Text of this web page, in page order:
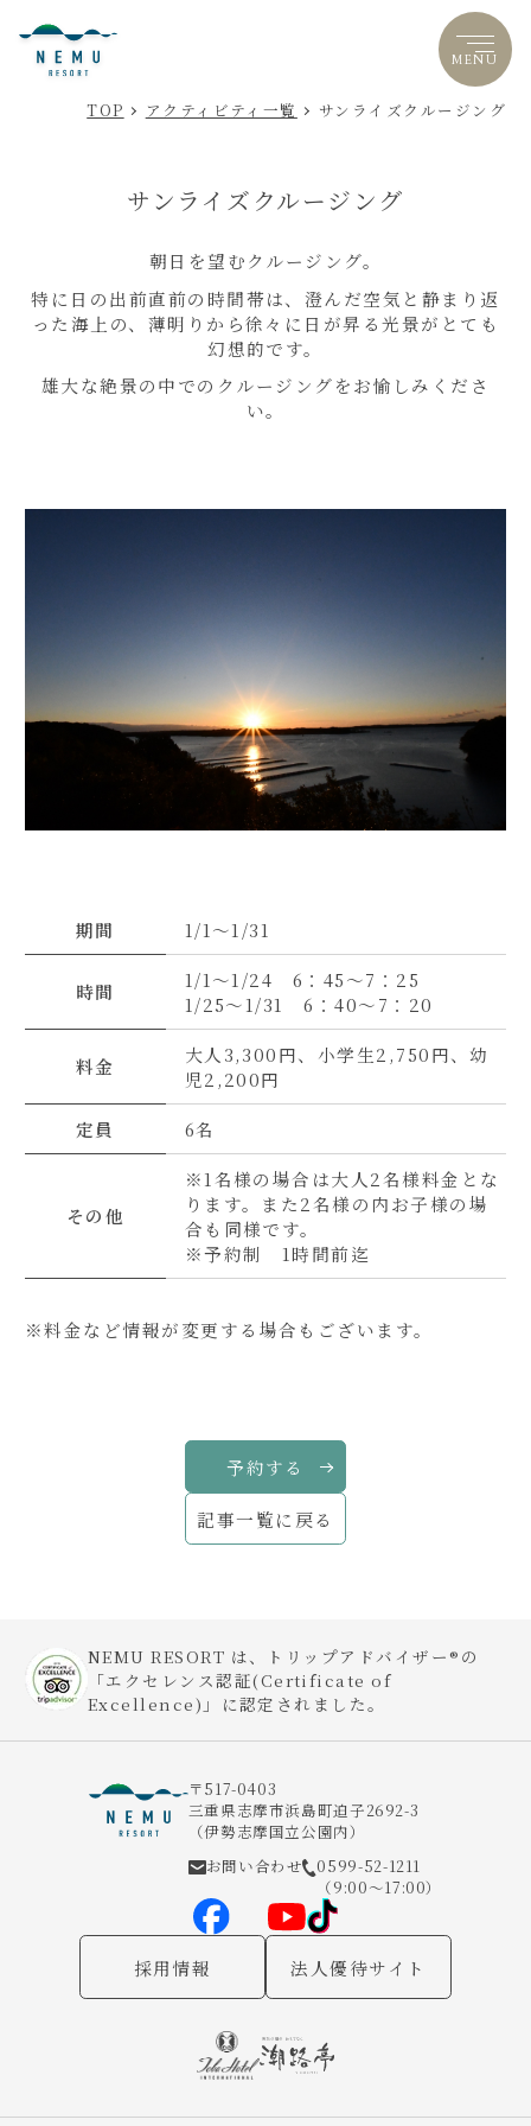
MENU
TOP アクティビティ一覧 サンライズクルージング
サンライズクルージング
朝日を望むクルージング。
特に日の出前直前の時間帯は、澄んだ空気と静まり返
った海上の、薄明りから徐々に日が昇る光景がとても
幻想的です。
雄大な絶景の中でのクルージングをお愉しみくださ
い。
期間 1/1～1/31
時間
1/1～1/24 6：45～7：25
1/25～1/31 6：40～7：20
料金
大人3,300円、小学生2,750円、幼
児2,200円
定員
6名
その他
※1名様の場合は大人2名様料金とな
ります。また2名様の内お子様の場
合も同様です。
※予約制 1時間前迄
※料金など情報が変更する場合もございます。
予約する
記事一覧に戻る
NEMU RESORT は、トリップアドバイザー®の
「エクセレンス認証(Certificate of
Excellence)」に認定されました。
〒517-0403
三重県志摩市浜島町迫子2692-3
（伊勢志摩国立公園内）
お問い合わせ
0599-52-1211
（9:00～17:00）
採用情報 法人優待サイト